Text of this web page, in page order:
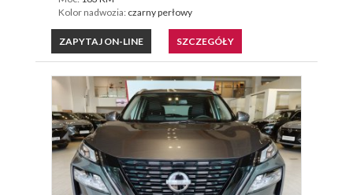
Kolor nadwozia: czarny perłowy
ZAPYTAJ ON-LINE SZCZEGÓŁY